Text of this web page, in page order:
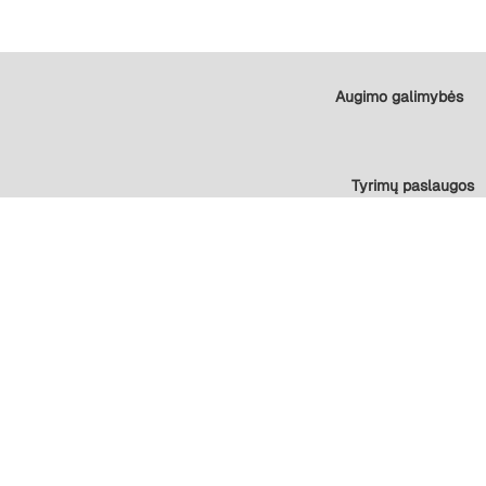
Augimo galimybės
Tyrimų paslaugos